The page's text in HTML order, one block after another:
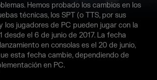
Hemos probado los cambios en los
técnicas, los SPT (o TTS, por sus
los jugadores de PC pueden jugar con la
desde el 6 de junio de 2017. La fecha
en consolas es el 20 de junio,
esta fecha cambie, dependiendo de
en PC.